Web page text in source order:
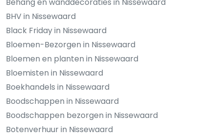
BHV in Nissewaard
Black Friday in Nissewaard
Bloemen-Bezorgen in Nissewaard
Bloemen en planten in Nissewaard
Bloemisten in Nissewaard
Boekhandels in Nissewaard
Boodschappen in Nissewaard
Boodschappen bezorgen in Nissewaard
Botenverhuur in Nissewaard